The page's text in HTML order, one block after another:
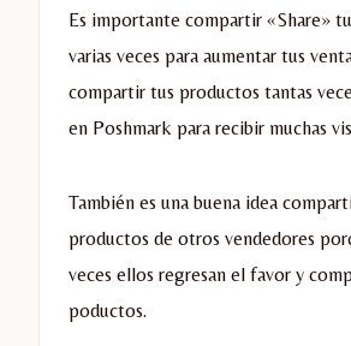
Es importante compartir «Share»
varias veces para aumentar tus
compartir tus productos tantas
en Poshmark para recibir muchas
También es una buena idea
productos de otros vendedores
veces ellos regresan el favor y
poductos.